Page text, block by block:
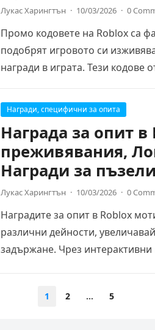
Лукас Харингтън · 10/03/2026 · 0
Промо кодовете на Roblox са
подобрят игровото си
награди в играта. Тези кодове
Награди, специфични за опита
Награда за опит
преживявания,
Награди за пъзели
Лукас Харингтън · 10/03/2026 · 0
Наградите за опит в Roblox
различни дейности,
задържане. Чрез
1 2 … 5